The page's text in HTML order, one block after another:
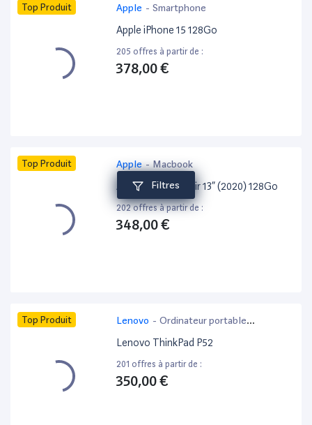
Filtres
Top Produit Apple - Smartphone
Apple iPhone 15 128Go
205 offres à partir de :
378,00 €
Top Produit Apple- Macbook
Apple MacBook Air 13” (2020) 128Go
202 offres à partir de :
348,00 €
Top Produit Lenovo - Ordinateur portable
bureautique
Lenovo ThinkPad P52
201 offres à partir de :
350,00 €